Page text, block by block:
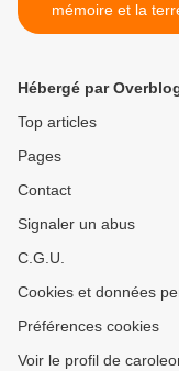
mémoire et la
peuple
Hébergé par
Top articles
Pages
Contact
Signaler un abus
C.G.U.
Cookies et données
Préférences cookies
Voir le profil de